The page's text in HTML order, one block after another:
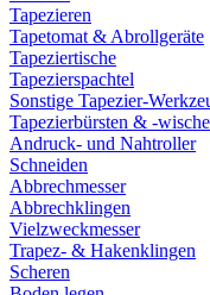
Tapezieren
Tapetomat & Abrollgeräte
Tapeziertische
Tapezierspachtel
Sonstige Tapezier-
Tapezierbürsten & -
Andruck- und Nahtroller
Schneiden
Abbrechmesser
Abbrechklingen
Vielzweckmesser
Trapez- & Hakenklingen
Scheren